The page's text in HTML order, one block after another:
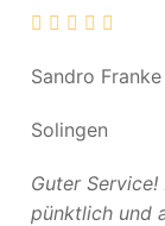
Sandro Franke
Solingen
Guter
pünktlich und